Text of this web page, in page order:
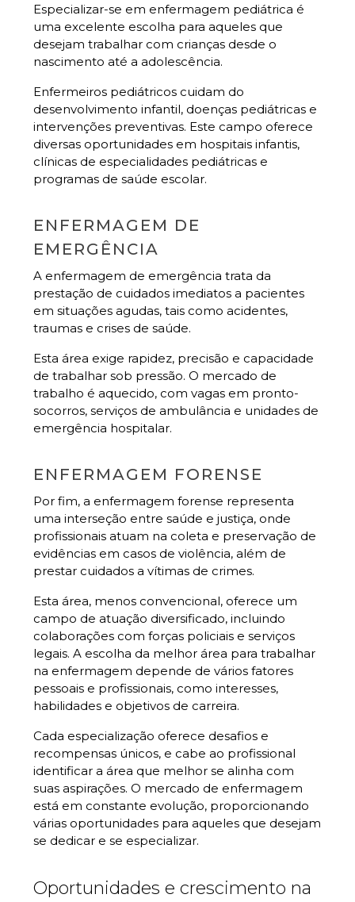
Especializar-se em enfermagem pediátrica é
uma excelente escolha para aqueles que
desejam trabalhar com crianças desde o
nascimento até a adolescência.
Enfermeiros pediátricos cuidam do
desenvolvimento infantil, doenças pediátricas e
intervenções preventivas. Este campo oferece
diversas oportunidades em hospitais infantis,
clínicas de especialidades pediátricas e
programas de saúde escolar.
ENFERMAGEM DE
EMERGÊNCIA
A enfermagem de emergência trata da
prestação de cuidados imediatos a pacientes
em situações agudas, tais como acidentes,
traumas e crises de saúde.
Esta área exige rapidez, precisão e capacidade
de trabalhar sob pressão. O mercado de
trabalho é aquecido, com vagas em pronto-
socorros, serviços de ambulância e unidades de
emergência hospitalar.
ENFERMAGEM FORENSE
Por fim, a enfermagem forense representa
uma interseção entre saúde e justiça, onde
profissionais atuam na coleta e preservação de
evidências em casos de violência, além de
prestar cuidados a vítimas de crimes.
Esta área, menos convencional, oferece um
campo de atuação diversificado, incluindo
colaborações com forças policiais e serviços
legais. A escolha da melhor área para trabalhar
na enfermagem depende de vários fatores
pessoais e profissionais, como interesses,
habilidades e objetivos de carreira.
Cada especialização oferece desafios e
recompensas únicos, e cabe ao profissional
identificar a área que melhor se alinha com
suas aspirações. O mercado de enfermagem
está em constante evolução, proporcionando
várias oportunidades para aqueles que desejam
se dedicar e se especializar.
Oportunidades e crescimento na